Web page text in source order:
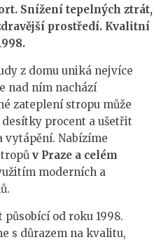
Snížení tepelných ztrát,
prostředí. Kvalitní
z domu uniká nejvíce
nad ním nachází
zateplení stropu může
procent a ušetřit
vytápění. Nabízíme
v Praze a celém
moderních a
působící od roku 1998.
s důrazem na kvalitu,